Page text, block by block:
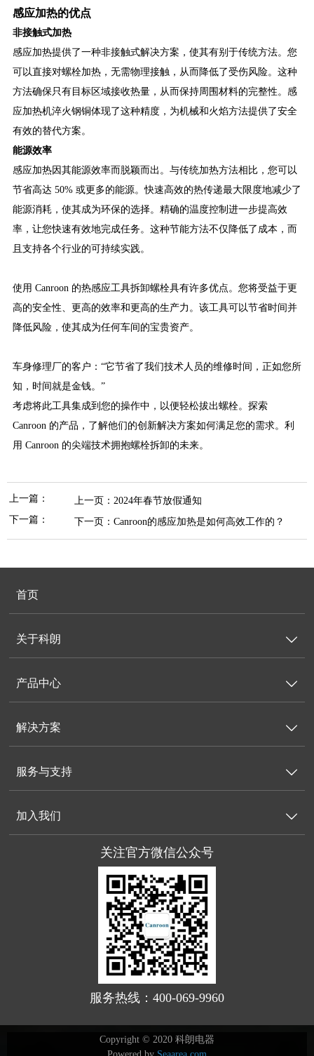
感应加热的优点
非接触式加热
感应加热提供了一种非接触式解决方案，使其有别于传统方法。您
可以直接对螺栓加热，无需物理接触，从而降低了受伤风险。这种
方法确保只有目标区域接收热量，从而保持周围材料的完整性。感
应加热机淬火钢铜体现了这种精度，为机械和火焰方法提供了安全
有效的替代方案。
能源效率
感应加热因其能源效率而脱颖而出。与传统加热方法相比，您可以
节省高达 50% 或更多的能源。快速高效的热传递最大限度地减少了
能源消耗，使其成为环保的选择。精确的温度控制进一步提高效
率，让您快速有效地完成任务。这种节能方法不仅降低了成本，而
且支持各个行业的可持续实践。
使用 Canroon 的热感应工具拆卸螺栓具有许多优点。您将受益于更
高的安全性、更高的效率和更高的生产力。该工具可以节省时间并
降低风险，使其成为任何车间的宝贵资产。
车身修理厂的客户：“它节省了我们技术人员的维修时间，正如您所
知，时间就是金钱。”
考虑将此工具集成到您的操作中，以便轻松拔出螺栓。探索
Canroon 的产品，了解他们的创新解决方案如何满足您的需求。利
用 Canroon 的尖端技术拥抱螺栓拆卸的未来。
上一篇： 上一页： 2024年春节放假通知
下一篇：
下一页： Canroon的感应加热是如何高效工作的？
首页
关于科朗 
产品中心 
解决方案 
服务与支持 
加入我们 
关注官方微信公众号
服务热线：400-069-9960
Copyright © 2020 科朗电器